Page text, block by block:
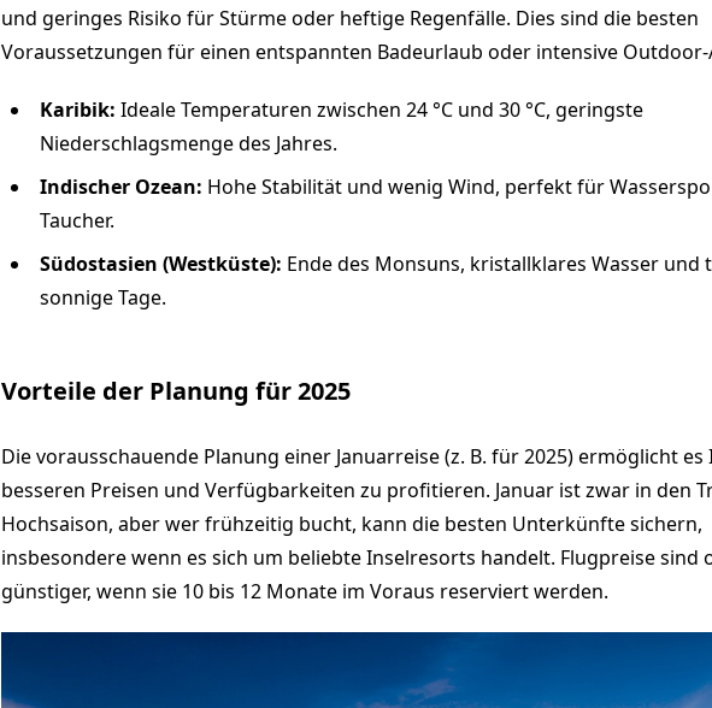
und geringes Risiko für Stürme oder heftige Regenfälle. Dies sind die besten
Voraussetzungen für einen entspannten Badeurlaub oder intensive
Karibik: Ideale Temperaturen zwischen 24 °C und 30 °C, geringste
Niederschlagsmenge des Jahres.
Indischer Ozean: Hohe Stabilität und wenig Wind, perfekt für
Taucher.
Südostasien (Westküste): Ende des Monsuns, kristallklares Wasser und
sonnige Tage.
Vorteile der Planung für 2025
Die vorausschauende Planung einer Januarreise (z. B. für 2025) ermöglicht es
besseren Preisen und Verfügbarkeiten zu profitieren. Januar ist zwar in den
Hochsaison, aber wer frühzeitig bucht, kann die besten Unterkünfte sichern,
insbesondere wenn es sich um beliebte Inselresorts handelt. Flugpreise sind
günstiger, wenn sie 10 bis 12 Monate im Voraus reserviert werden.